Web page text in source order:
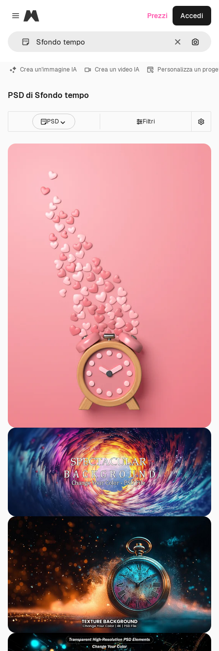
Close menu
Magnific
CancellaCerca
Prezzi Accedi
Crea un'immagine IA Crea un video IA Personalizza un
PSD di Sfondo tempo
PSD Filtri